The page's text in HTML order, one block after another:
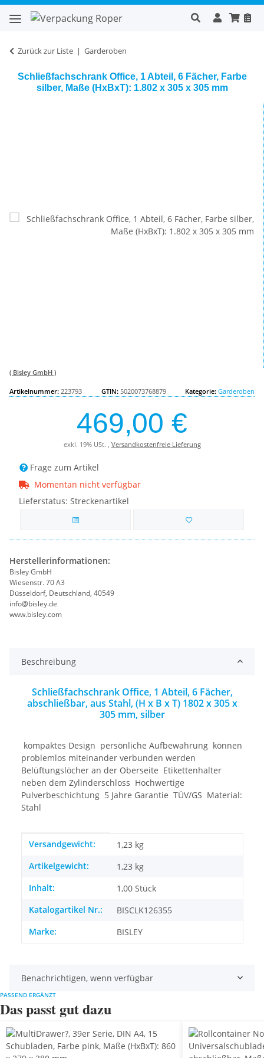
Zurück zur Liste Garderoben
Schließfachschrank Office, 1 Abteil, 6 Fächer, Farbe
silber, Maße (HxBxT): 1.802 x 305 x 305 mm
( Bisley GmbH )
Artikelnummer: 223793 GTIN: 5020073768879 Kategorie: Garderoben
469,00 €
exkl. 19% USt. , Versandkostenfreie Lieferung
Frage zum Artikel
Momentan nicht verfügbar
Lieferstatus: Streckenartikel
Herstellerinformationen:
Bisley GmbH
Wiesenstr. 70 A3
Düsseldorf, Deutschland, 40549
info@bisley.de
www.bisley.com
Beschreibung
Schließfachschrank Office, 1 Abteil, 6 Fächer,
abschließbar, aus Stahl, (H x B x T) 1802 x 305 x
305 mm, silber
 kompaktes Design  persönliche Aufbewahrung  können
problemlos miteinander verbunden werden 
Belüftungslöcher an der Oberseite  Etikettenhalter
neben dem Zylinderschloss  Hochwertige
Pulverbeschichtung  5 Jahre Garantie  TÜV/GS  Material:
Stahl
Produkteigenschaft
Wert
Versandgewicht:
1,23 kg
Artikelgewicht:
1,23 kg
Inhalt:
1,00 Stück
Katalogartikel Nr.:
BISCLK126355
Marke:
BISLEY
Benachrichtigen, wenn verfügbar
PASSEND ERGÄNZT
Das passt gut dazu